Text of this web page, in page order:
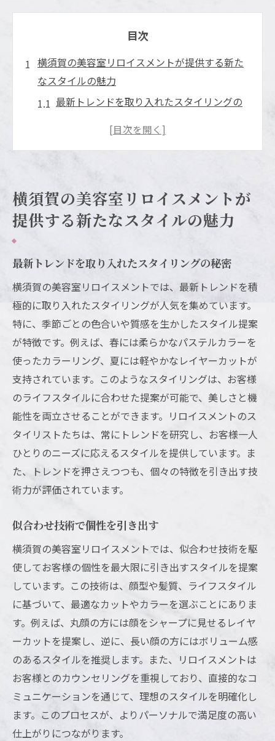
目次
横須賀の美容室リロイスメントが提供する新た
なスタイルの魅力
最新トレンドを取り入れたスタイリングの
似合わせ技術で個性を引き出す
ス
プロフェッショナルなスタッフによる信頼
ヘアケアとスタイル維持のアドバイス
リロイスメントで体験する横須賀独自の美容ス
タイルの提案
地域の特性を活かしたデザイン
自然な仕上がりを追求するカラーリング
ライフスタイルに合わせたスタイル提案
持続可能な美しさを追求する製品選び
トレンドを取り入れたユニークなアプロー
チ
個々の美しさを引き立てるパーソナルカウ
ンセリング
横須賀の美容室リロイスメントで見つける自分
らしさ
自分自身を再発見するカット
パーソナルカラーを活かしたスタイリング
内面の魅力を引き出すアプローチ
ヘアスタイルで表現する個性
ユニークな体験を提供するサービス
顧客満足を追求したコミュニケーション
地元に根付く横須賀の美容室リロイスメントの
アットホームな魅力
温かみのある接客とサービス
地域密着型の安心感
お客様のニーズに応える柔軟さ
横須賀の美容室リロイスメントが
提供する新たなスタイルの魅力
最新トレンドを取り入れたスタイリングの秘密
横須賀の美容室リロイスメントでは、最新トレンドを積
極的に取り入れたスタイリングが人気を集めています。
特に、季節ごとの色合いや質感を生かしたスタイル提案
が特徴です。例えば、春には柔らかなパステルカラーを
使ったカラーリング、夏には軽やかなレイヤーカットが
支持されています。このようなスタイリングは、お客様
のライフスタイルに合わせた提案が可能で、美しさと機
能性を両立させることができます。リロイスメントのス
タイリストたちは、常にトレンドを研究し、お客様一人
ひとりのニーズに応えるスタイルを提供しています。ま
た、トレンドを押さえつつも、個々の特徴を引き出す技
術力が評価されています。
似合わせ技術で個性を引き出す
横須賀の美容室リロイスメントでは、似合わせ技術を駆
使してお客様の個性を最大限に引き出すスタイルを提案
しています。この技術は、顔型や髪質、ライフスタイル
に基づいて、最適なカットやカラーを選ぶことにありま
す。例えば、丸顔の方には顔をシャープに見せるレイヤ
ーカットを提案し、逆に、長い顔の方にはボリューム感
のあるスタイルを推奨します。また、リロイスメントは
お客様とのカウンセリングを重視しており、直接的なコ
ミュニケーションを通じて、理想のスタイルを明確化し
ます。このプロセスが、よりパーソナルで満足度の高い
仕上がりにつながります。